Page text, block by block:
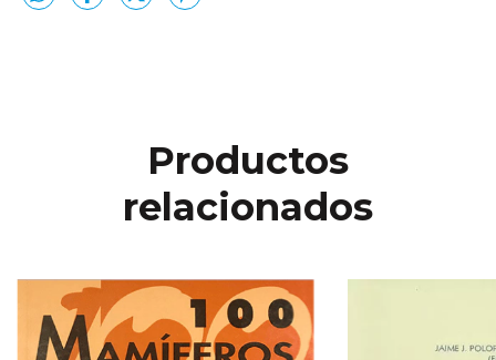
Productos
relacionados